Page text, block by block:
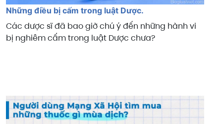
Những điều bị cấm trong luật Dược.
Các dược sĩ đã bao giờ chú ý đến những hành vi
bị nghiêm cấm trong luật Dược chưa?